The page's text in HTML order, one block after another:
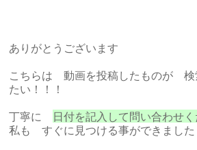
ありがとうございます
こちらは 動画を投稿したものが
たい！！！
丁寧に 日付を記入して問い合わせ
私も すぐに見つける事ができました